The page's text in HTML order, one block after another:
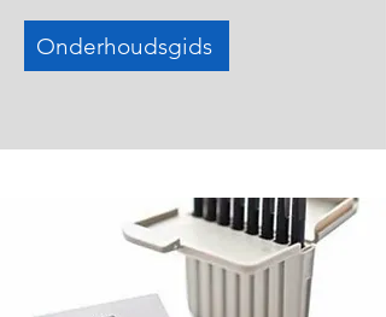
Onderhoudsgids